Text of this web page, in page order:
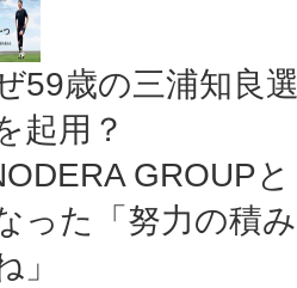
59歳の三浦知良選
起用？
GROUPと
った「努力の積み
」